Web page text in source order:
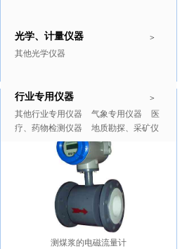
>
光学、计量仪器
其他光学仪器
>
行业专用仪器
其他行业专用仪器 气象专用仪器
医
疗、药物检测仪器
地质勘探、采矿仪
推广商品 更多>>
测煤浆的电磁流量计